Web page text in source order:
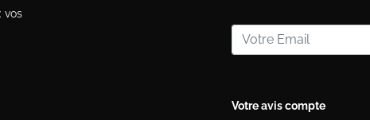
vos
Votre avis compte